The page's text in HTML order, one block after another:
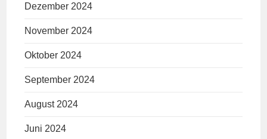
Dezember 2024
November 2024
Oktober 2024
September 2024
August 2024
Juni 2024